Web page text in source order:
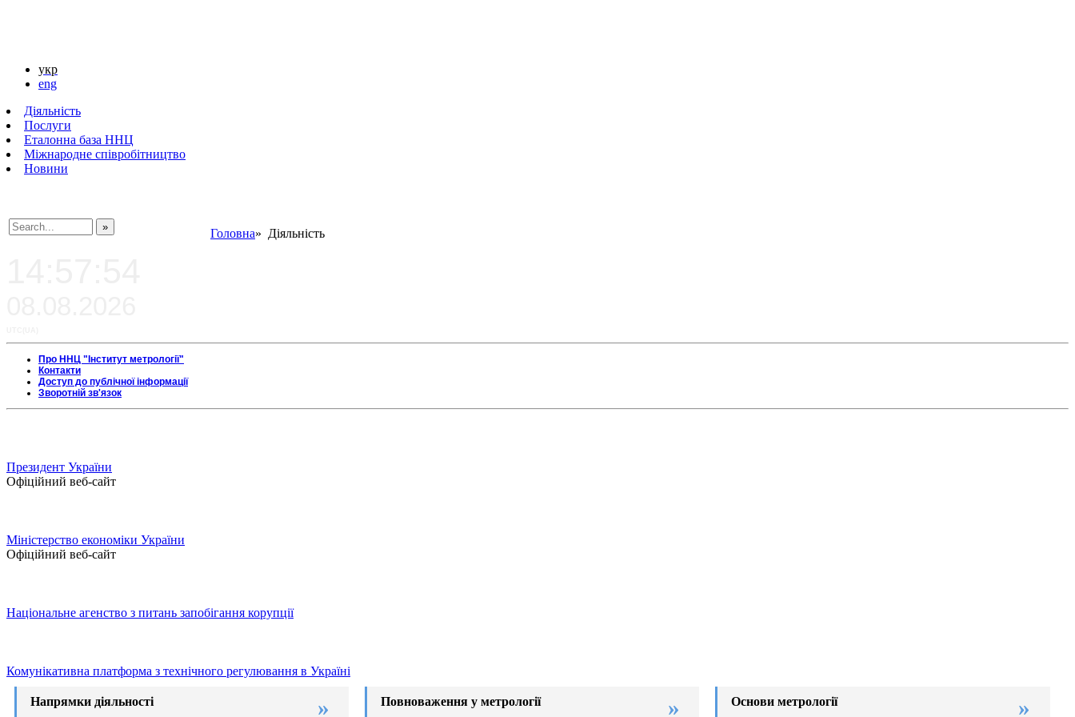
укр
eng
Діяльність
Послуги
Еталонна база ННЦ
Міжнародне співробітництво
Новини
Головна» Діяльність
Про ННЦ "Інститут метрології"
Контакти
Доступ до публічної інформації
Зворотній зв'язок
Президент України
Офіційний веб-сайт
Міністерство економіки України
Офіційний веб-сайт
Національне агенство з питань запобігання корупції
Комунікативна платформа з технічного регулювання в Україні
Напрямки діяльності Повноваження у метрології Основи метрології